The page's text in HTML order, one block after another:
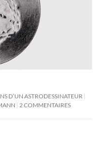
D’UN ASTRODESSINATEUR
2 COMMENTAIRES